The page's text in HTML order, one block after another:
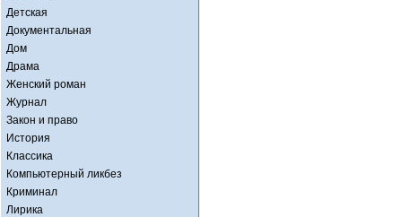
Детская
Документальная
Дом
Драма
Женский роман
Журнал
Закон и право
История
Классика
Компьютерный ликбез
Криминал
Лирика